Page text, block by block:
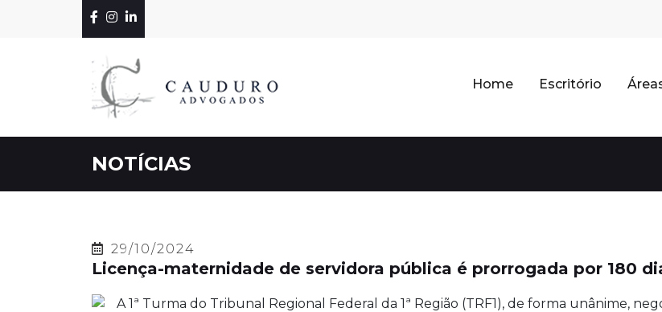
Home Escritório
NOTÍCIAS
29/10/2024
Licença-maternidade de servidora pública é prorrogada por 180
A 1ª Turma do Tribunal Regional Federal da 1ª Região (TRF1), de forma unânime,